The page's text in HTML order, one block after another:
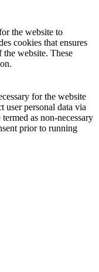
the website to
cookies that ensures
the website. These
for the website
user personal data via
as non-necessary
prior to running